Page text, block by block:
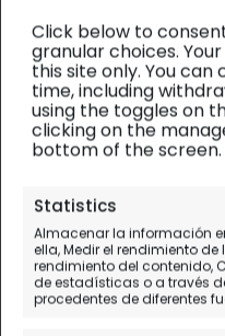
Click below to
granular choices.
this site only. You
time, including
using the toggles on
clicking on the
bottom of the screen.
Statistics
Almacenar la información
ella, Medir el rendimiento
rendimiento del contenido,
de estadísticas o a través
procedentes de diferentes
Ártico y Fiordos